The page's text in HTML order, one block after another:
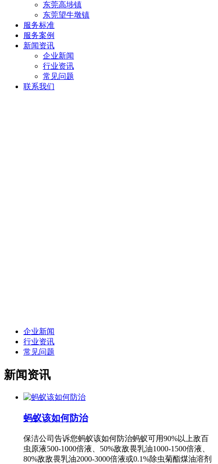
东莞高埗镇
东莞望牛墩镇
服务标准
服务案例
新闻资讯
企业新闻
行业资讯
常见问题
联系我们
企业新闻
行业资讯
常见问题
新闻资讯
蚂蚁该如何防治
保洁公司告诉您蚂蚁该如何防治蚂蚁可用90%以上敌百
虫原液500-1000倍液、50%敌敌畏乳油1000-1500倍液、
80%敌敌畏乳油2000-3000倍液或0.1%除虫菊酯煤油溶剂